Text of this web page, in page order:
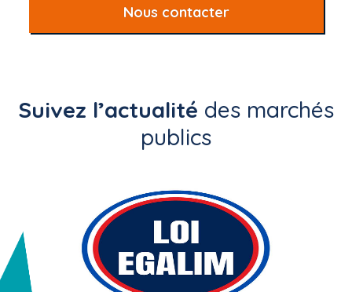
Nous contacter
Suivez l’actualité des marchés
publics